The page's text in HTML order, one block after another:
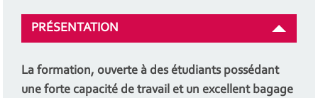
PRÉSENTATION
La formation, ouverte à des étudiants possédant
une forte capacité de travail et un excellent bagage